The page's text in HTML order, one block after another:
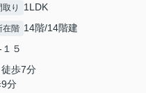
取り 1LDK
在階 14階/14階建
５
徒歩7分
9分